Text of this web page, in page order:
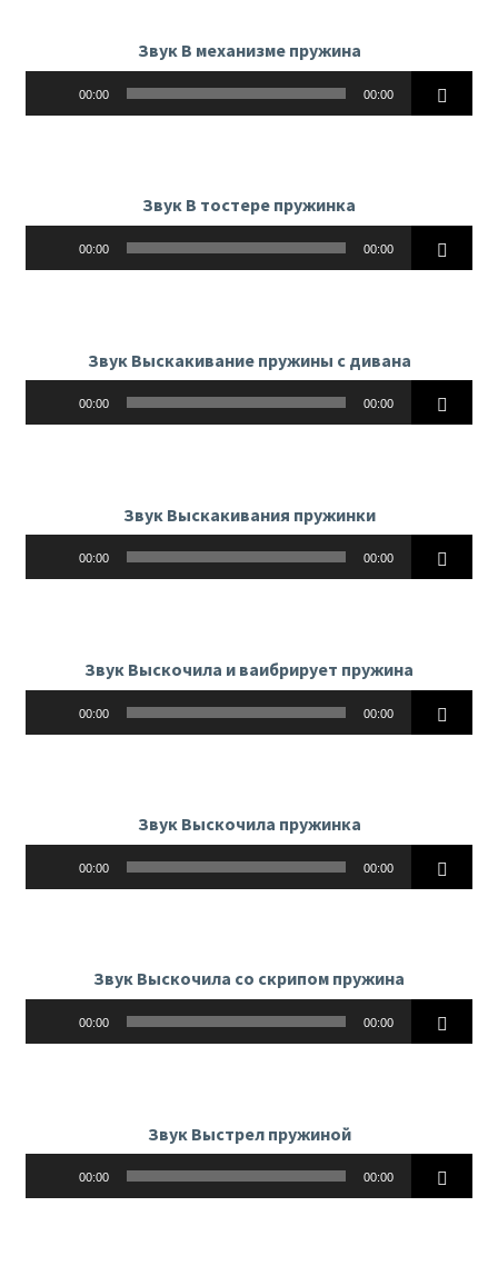
Звук В механизме пружина
00:00 00:00
Звук В тостере пружинка
00:00 00:00
Звук Выскакивание пружины с дивана
00:00 00:00
Звук Выскакивания пружинки
00:00 00:00
Звук Выскочила и ваибрирует пружина
00:00 00:00
Звук Выскочила пружинка
00:00 00:00
Звук Выскочила со скрипом пружина
00:00 00:00
Звук Выстрел пружиной
00:00 00:00